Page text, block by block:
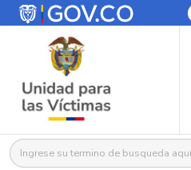
Buscar: